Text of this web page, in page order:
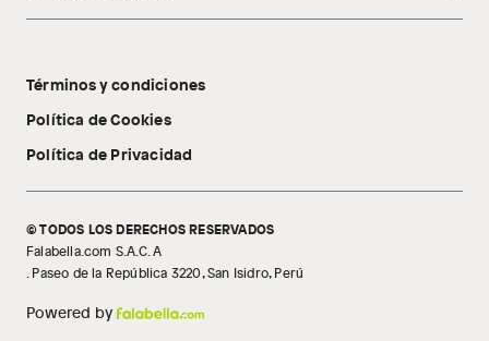
Tecnología Pillow Walk
Libro de reclamaciones
Términos y condiciones
Política de Cookies
Política de Privacidad
© TODOS LOS DERECHOS RESERVADOS
Falabella.com S.A.C. A
. Paseo de la República 3220, San Isidro, Perú
Powered by